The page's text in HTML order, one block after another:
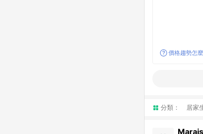
價格趨勢怎
分類： 居家